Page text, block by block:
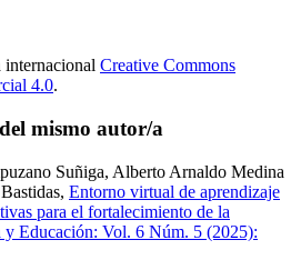
internacional Creative Commons
4.0.
mismo autor/a
Suñiga, Alberto Arnaldo Medina
Entorno virtual de aprendizaje
para el fortalecimiento de la
y Educación: Vol. 6 Núm. 5 (2025):